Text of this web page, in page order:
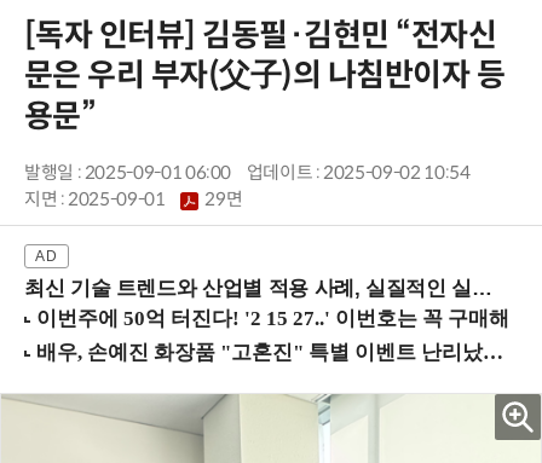
[독자 인터뷰] 김동필·김현민 “전자신
문은 우리 부자(父子)의 나침반이자 등
용문”
발행일 : 2025-09-01 06:00
업데이트 : 2025-09-02 10:54
지면 :2025-09-01 29면
최신 기술 트렌드와 산업별 적용 사례, 실질적인 실행 전략을 공유 (9/18 양재역)